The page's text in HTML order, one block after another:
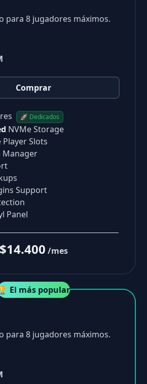
para 8 jugadores máximos.
Comprar
🚀 Dedicados
NVMe Storage
Slots
Manager
Support
Panel
$14.400 /mes
El más popular
para 8 jugadores máximos.